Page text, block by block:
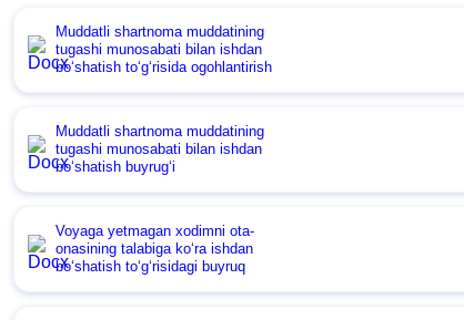
Muddatli shartnoma muddatining
tugashi munosabati bilan ishdan
boʻshatish toʻgʻrisida ogohlantirish
Muddatli shartnoma muddatining
tugashi munosabati bilan ishdan
boʻshatish buyrugʻi
Voyaga yetmagan хodimni ota-
onasining talabiga koʻra ishdan
boʻshatish toʻgʻrisidagi buyruq